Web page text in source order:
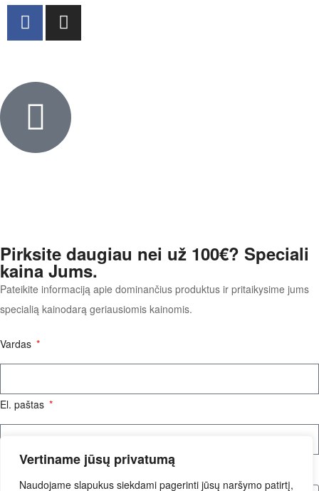
Vertiname jūsų privatumą
Naudojame slapukus siekdami pagerinti jūsų naršymo patirtį,
Pirksite daugiau nei už 100€? Speciali
kaina Jums.
Pateikite informaciją apie dominančius produktus ir pritaikysime jums
specialią kainodarą geriausiomis kainomis.
Vardas
El. paštas
Užklausos tekstas